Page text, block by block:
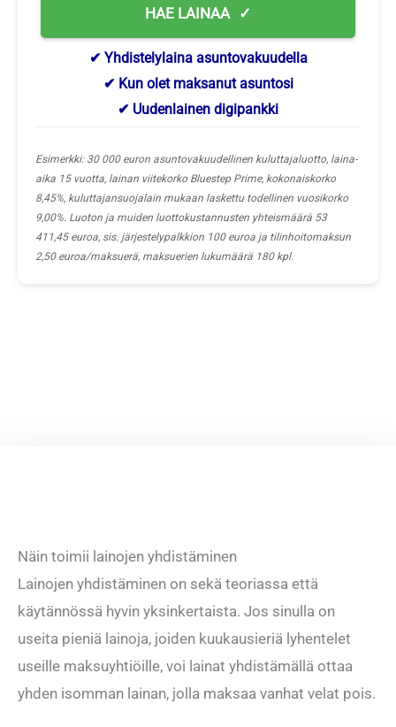
HAE LAINAA
✔ Yhdistelylaina asuntovakuudella
✔ Kun olet maksanut asuntosi
✔ Uudenlainen digipankki
Esimerkki: 30 000 euron asuntovakuudellinen kuluttajaluotto, laina-
aika 15 vuotta, lainan viitekorko Bluestep Prime, kokonaiskorko
8,45%, kuluttajansuojalain mukaan laskettu todellinen vuosikorko
9,00%. Luoton ja muiden luottokustannusten yhteismäärä 53
411,45 euroa, sis. järjestelypalkkion 100 euroa ja tilinhoitomaksun
2,50 euroa/maksuerä, maksuerien lukumäärä 180 kpl.
Näin toimii lainojen yhdistäminen
Lainojen yhdistäminen on sekä teoriassa että
käytännössä hyvin yksinkertaista. Jos sinulla on
useita pieniä lainoja, joiden kuukausieriä lyhentelet
useille maksuyhtiöille, voi lainat yhdistämällä ottaa
yhden isomman lainan, jolla maksaa vanhat velat pois.